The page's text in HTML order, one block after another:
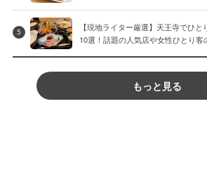
5
【現地ライター厳選】天王寺でひ
10選！話題の人気店や女性ひとり客
もっと見る